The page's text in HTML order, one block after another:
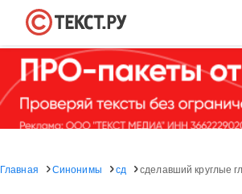
Главная Синонимы сд сделавший круглые